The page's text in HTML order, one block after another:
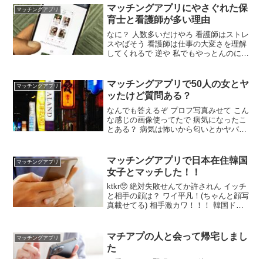
（エンジニア）みんなどの程度盛って
る？ 余裕身長は5センチまでいけるぞ セ
ックスだけが目的ならいいんじゃね
マッチングアプリ
マッチングアプリにやさぐれた保
育士と看護師が多い理由
なに？ 人数多いだけやろ 看護師はストレ
スやばそう 看護師は仕事の大変さを理解
してくれるで 逆や 私でもやっとんのに何
護師はストレスが性欲に変換されてガツ
ガツ 看護師ってそもそも休日合わん
マッチングアプリ
マッチングアプリで50人の女とヤ
ッたけど質問ある？
なんでも答えるぞ プロフ写真みせて こん
な感じの画像使ってたで 病気になったこ
とある？ 病気は怖いから匂いとかヤバそ
なって死ぬほど焦ったけど検査結果は陰
性だった 50人とはそれっきり？ 今も話し
てるやつはいるけど少し遊んだ後はとっ
とと
マッチングアプリ
マッチングアプリで日本在住韓国
女子とマッチした！！
ktkr🥺 絶対失敗せんてか許されん イッチ
と相手の顔は？ ワイ平凡！(ちゃんと顔写
真載せてる) 相手激カワ！！！ 韓国ドラ
イ24 相手22 ええやん、応援してるで あ
ざます！！！ どんな雰囲気や
マッチングアプリ
マチアプの人と会って帰宅しまし
た